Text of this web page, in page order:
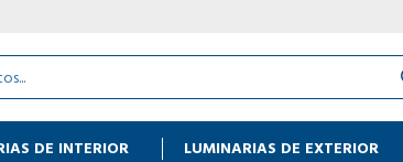
DE INTERIOR LUMINARIAS DE EXTERIOR